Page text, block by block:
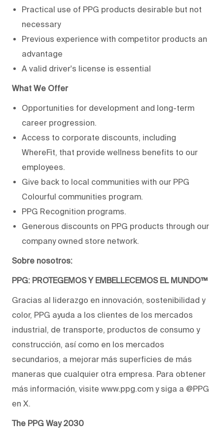
Practical use of PPG products desirable but not
necessary
Previous experience with competitor products an
advantage
A valid driver's license is essential
What We Offer
Opportunities for development and long-term
career progression.
Access to corporate discounts, including
WhereFit, that provide wellness benefits to our
employees.
Give back to local communities with our PPG
Colourful communities program.
PPG Recognition programs.
Generous discounts on PPG products through our
company owned store network.
Sobre nosotros:
PPG: PROTEGEMOS Y EMBELLECEMOS EL MUNDO™
Gracias al liderazgo en innovación, sostenibilidad y
color, PPG ayuda a los clientes de los mercados
industrial, de transporte, productos de consumo y
construcción, así como en los mercados
secundarios, a mejorar más superficies de más
maneras que cualquier otra empresa. Para obtener
más información, visite www.ppg.com y siga a @PPG
en X.
The PPG Way 2030